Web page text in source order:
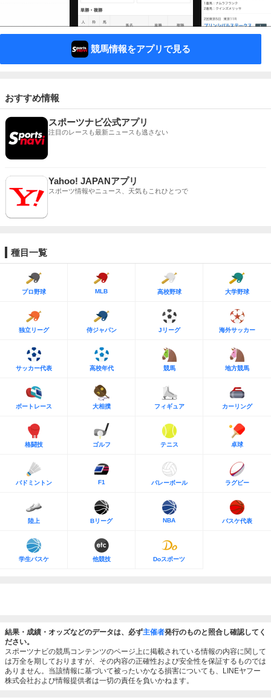
競馬情報をアプリで見る
おすすめ情報
スポーツナビ公式アプリ
注目のレースも最新ニュースも逃さない
Yahoo! JAPANアプリ
スポーツ情報やニュース、天気もこれひとつで
種目一覧
プロ野球 MLB 高校野球 大学野球
独立リーグ 侍ジャパン Jリーグ 海外サッカー
サッカー代表 高校年代 競馬 地方競馬
ボートレース 大相撲 フィギュア カーリング
格闘技 ゴルフ テニス 卓球
バドミントン F1 バレーボール ラグビー
陸上 Bリーグ NBA バスケ代表
学生バスケ 他競技 Doスポーツ
結果・成績・オッズなどのデータは、必ず主催者発行のものと照合し確認してく
ださい。
スポーツナビの競馬コンテンツのページ上に掲載されている情報の内容に関して
は万全を期しておりますが、その内容の正確性および安全性を保証するものでは
ありません。当該情報に基づいて被ったいかなる損害についても、LINEヤフー
株式会社および情報提供者は一切の責任を負いかねます。